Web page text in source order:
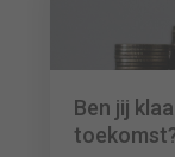
Ben jij